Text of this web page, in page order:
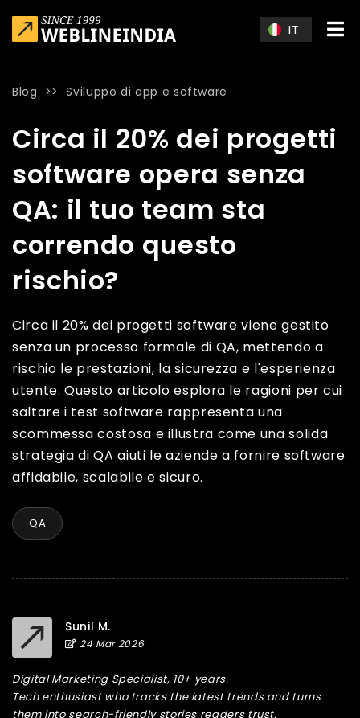
IT
Blog >>Sviluppo di app e software
Circa il 20% dei progetti
software opera senza
QA: il tuo team sta
correndo questo
rischio?
Circa il 20% dei progetti software viene gestito
senza un processo formale di QA, mettendo a
rischio le prestazioni, la sicurezza e l'esperienza
utente. Questo articolo esplora le ragioni per cui
saltare i test software rappresenta una
scommessa costosa e illustra come una solida
strategia di QA aiuti le aziende a fornire software
affidabile, scalabile e sicuro.
QA
Sunil M.
24 Mar 2026
Digital Marketing Specialist, 10+ years.
Tech enthusiast who tracks the latest trends and turns
them into search-friendly stories readers trust.